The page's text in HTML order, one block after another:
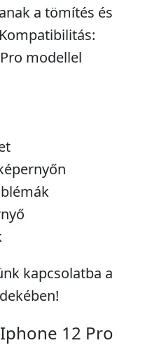
a tömítés és
modellel
kapcsolatba a
12 Pro